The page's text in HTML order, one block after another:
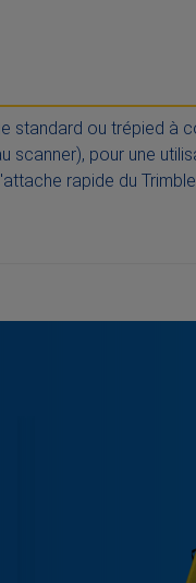
standard ou trépied à
pour une
rapide du Trimble